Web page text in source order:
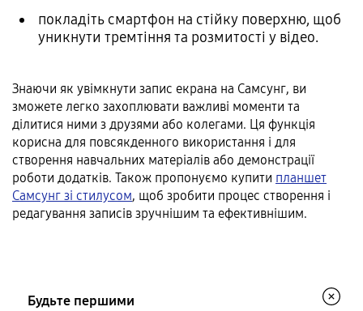
покладіть смартфон на стійку поверхню, щоб
уникнути тремтіння та розмитості у відео.
Знаючи як увімкнути запис екрана на Самсунг, ви
зможете легко захоплювати важливі моменти та
ділитися ними з друзями або колегами. Ця функція
корисна для повсякденного використання і для
створення навчальних матеріалів або демонстрації
роботи додатків. Також пропонуємо купити планшет
Самсунг зі стилусом, щоб зробити процес створення і
редагування записів зручнішим та ефективнішим.
Будьте першими